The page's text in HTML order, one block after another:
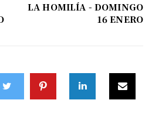
LA HOMILÍA - DOMINGO
16 ENERO